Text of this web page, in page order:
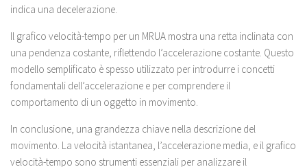
indica una decelerazione.
Il grafico velocità-tempo per un MRUA mostra una retta inclinata con
una pendenza costante, riflettendo l’accelerazione costante. Questo
modello semplificato è spesso utilizzato per introdurre i concetti
fondamentali dell’accelerazione e per comprendere il
comportamento di un oggetto in movimento.
In conclusione, una grandezza chiave nella descrizione del
movimento. La velocità istantanea, l’accelerazione media, e il grafico
velocità-tempo sono strumenti essenziali per analizzare il